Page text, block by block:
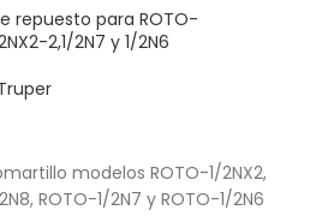
repuesto para ROTO-
2,1/2N7 y 1/2N6
modelos ROTO-1/2NX2,
ROTO-1/2N7 y ROTO-1/2N6